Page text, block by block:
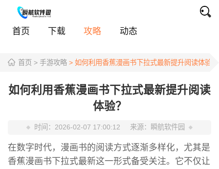
首页 下载 攻略 动态
首页 > 手游攻略 > 如何利用香蕉漫画书下拉式最新提升阅读体验？
如何利用香蕉漫画书下拉式最新提升阅读
体验？
时间： 2026-02-07 17:00:12 来源： 瞬航软件园
在数字时代，漫画书的阅读方式逐渐多样化，尤其是
香蕉漫画书下拉式最新这一形式备受关注。它不仅让